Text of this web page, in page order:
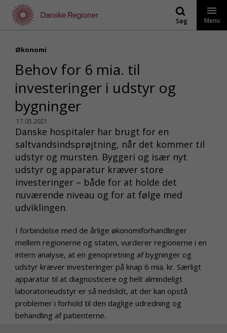
indhold
Søg Menu
Økonomi
Behov for 6 mia. til
investeringer i udstyr og
bygninger
17.05.2021
Danske hospitaler har brugt for en
saltvandsindsprøjtning, når det kommer til
udstyr og mursten. Byggeri og især nyt
udstyr og apparatur kræver store
investeringer – både for at holde det
nuværende niveau og for at følge med
udviklingen.
I forbindelse med de årlige økonomiforhandlinger
mellem regionerne og staten, vurderer regionerne i en
intern analyse, at en genopretning af bygninger og
udstyr kræver investeringer på knap 6 mia. kr. Særligt
apparatur til at diagnosticere og helt almindeligt
laboratorieudstyr er så nedslidt, at der kan opstå
problemer i forhold til den daglige udredning og
behandling af patienterne.